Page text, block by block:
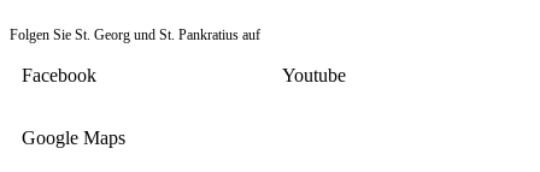
Folgen Sie St. Georg und St. Pankratius auf
Facebook Youtube
Google Maps